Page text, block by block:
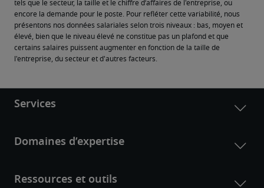
tels que le secteur, la taille et le chiffre d’affaires de l'entreprise, ou
encore la demande pour le poste. Pour refléter cette variabilité, nous
présentons nos données salariales selon trois niveaux : bas, moyen et
élevé, bien que le niveau élevé ne constitue pas un plafond et que
certains salaires puissent augmenter en fonction de la taille de
l'entreprise, du secteur et d'autres facteurs.